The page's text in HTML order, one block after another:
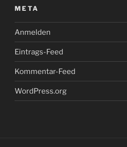
META
Anmelden
Eintrags-Feed
Kommentar-Feed
WordPress.org